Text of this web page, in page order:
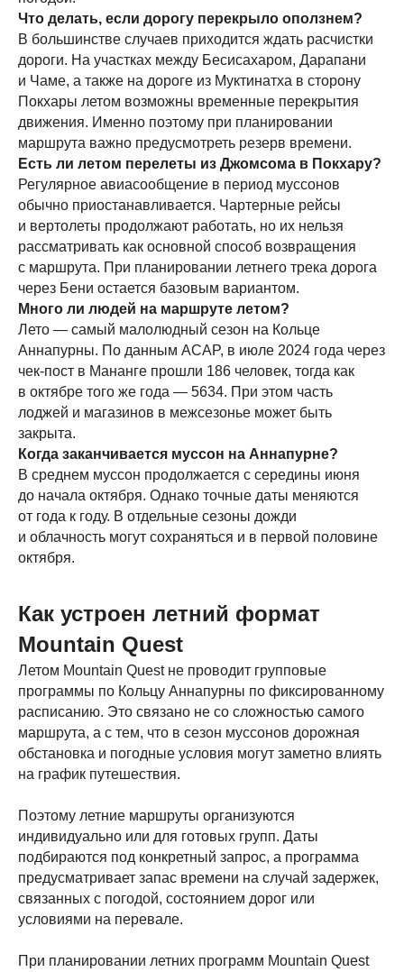
Что делать, если дорогу перекрыло оползнем?
В большинстве случаев приходится ждать расчистки
дороги. На участках между Бесисахаром, Дарапани
и Чаме, а также на дороге из Муктинатха в сторону
Покхары летом возможны временные перекрытия
движения. Именно поэтому при планировании
маршрута важно предусмотреть резерв времени.
Есть ли летом перелеты из Джомсома в Покхару?
Регулярное авиасообщение в период муссонов
обычно приостанавливается. Чартерные рейсы
и вертолеты продолжают работать, но их нельзя
рассматривать как основной способ возвращения
с маршрута. При планировании летнего трека дорога
через Бени остается базовым вариантом.
Много ли людей на маршруте летом?
Лето — самый малолюдный сезон на Кольце
Аннапурны. По данным ACAP, в июле 2024 года через
чек-пост в Мананге прошли 186 человек, тогда как
в октябре того же года — 5634. При этом часть
лоджей и магазинов в межсезонье может быть
закрыта.
Когда заканчивается муссон на Аннапурне?
В среднем муссон продолжается с середины июня
до начала октября. Однако точные даты меняются
от года к году. В отдельные сезоны дожди
и облачность могут сохраняться и в первой половине
октября.
Как устроен летний формат
Mountain Quest
Летом Mountain Quest не проводит групповые
программы по Кольцу Аннапурны по фиксированному
расписанию. Это связано не со сложностью самого
маршрута, а с тем, что в сезон муссонов дорожная
обстановка и погодные условия могут заметно влиять
на график путешествия.
Поэтому летние маршруты организуются
индивидуально или для готовых групп. Даты
подбираются под конкретный запрос, а программа
предусматривает запас времени на случай задержек,
связанных с погодой, состоянием дорог или
условиями на перевале.
При планировании летних программ Mountain Quest